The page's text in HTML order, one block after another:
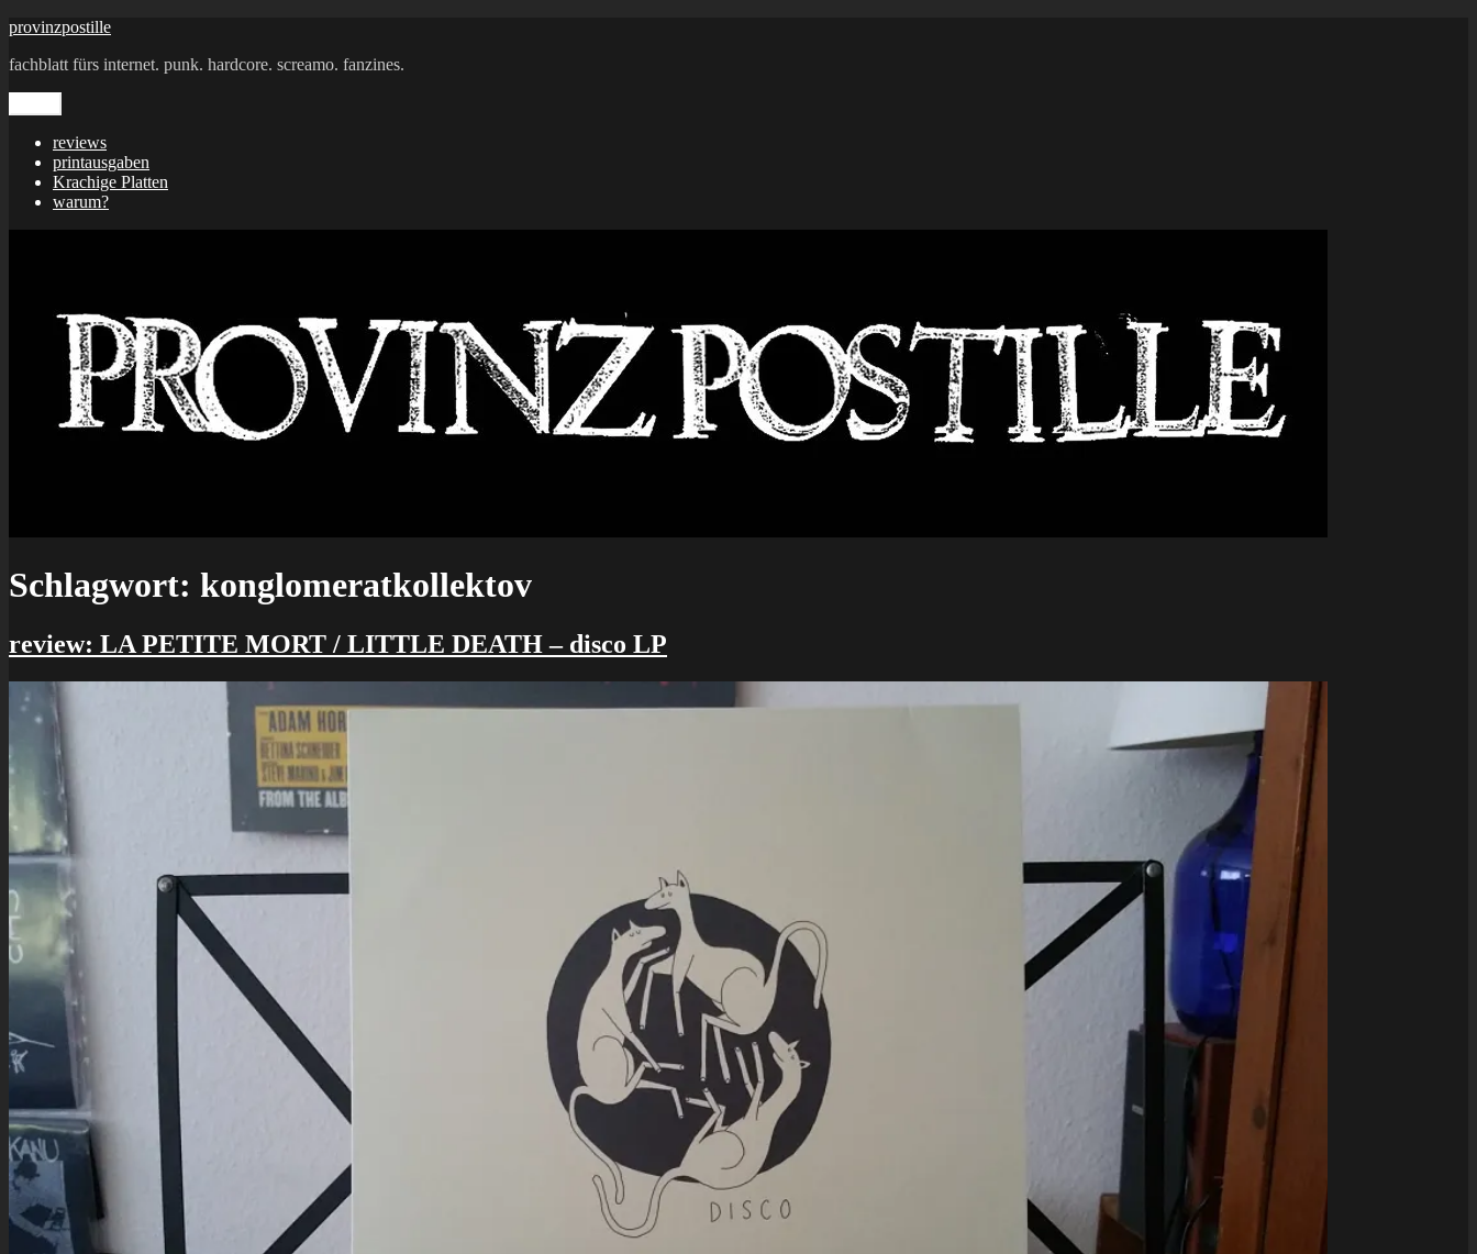
Zum
springen
provinzpostille
fachblatt fürs internet. punk. hardcore. screamo. fanzines.
reviews
printausgaben
Krachige Platten
warum?
Schlagwort: konglomeratkollektov
review: LA PETITE MORT / LITTLE DEATH – disco LP